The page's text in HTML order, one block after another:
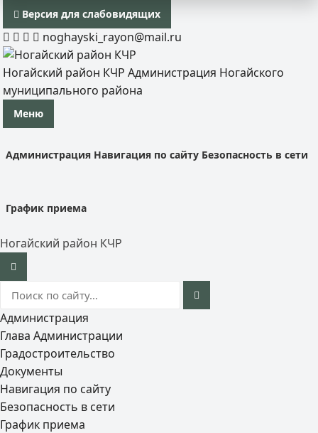
Версия для слабовидящих
noghayski_rayon@mail.ru
Ногайский район КЧР Администрация Ногайского
муниципального района
Меню
Администрация Навигация по сайту Безопасность в сети
График приема
Ногайский район КЧР
Администрация
Глава Администрации
Градостроительство
Документы
Навигация по сайту
Безопасность в сети
График приема